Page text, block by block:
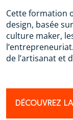
Cette formation
design, basée
culture maker,
de l’artisanat et
DÉCOUVREZ